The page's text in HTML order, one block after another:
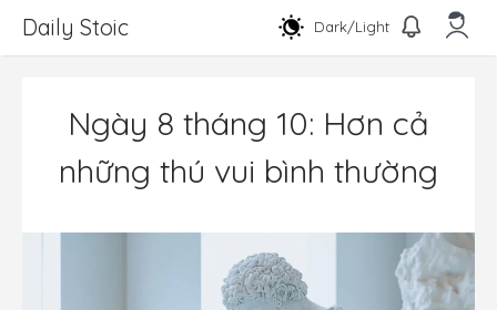
đến
Daily Stoic Dark/Light
Ngày 8 tháng 10: Hơn cả
những thú vui bình thường